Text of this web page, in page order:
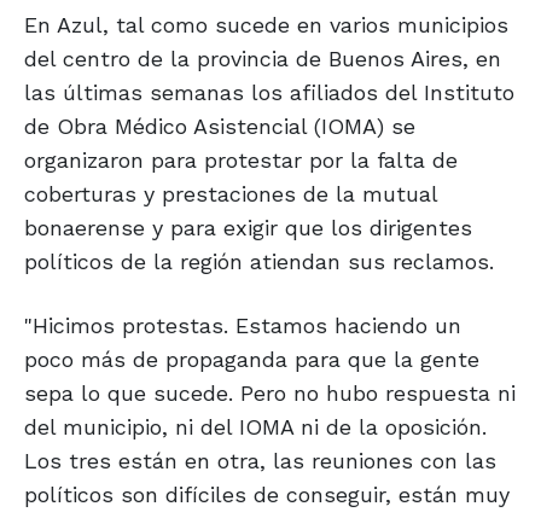
En Azul, tal como sucede en varios municipios
del centro de la provincia de Buenos Aires, en
las últimas semanas los afiliados del Instituto
de Obra Médico Asistencial (IOMA) se
organizaron para protestar por la falta de
coberturas y prestaciones de la mutual
bonaerense y para exigir que los dirigentes
políticos de la región atiendan sus reclamos.
"Hicimos protestas. Estamos haciendo un
poco más de propaganda para que la gente
sepa lo que sucede. Pero no hubo respuesta ni
del municipio, ni del IOMA ni de la oposición.
Los tres están en otra, las reuniones con las
políticos son difíciles de conseguir, están muy